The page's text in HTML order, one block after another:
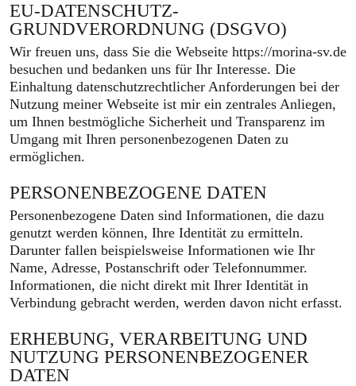
EU-DATENSCHUTZ-
GRUNDVERORDNUNG (DSGVO)
Wir freuen uns, dass Sie die Webseite https://morina-sv.de
besuchen und bedanken uns für Ihr Interesse. Die
Einhaltung datenschutzrechtlicher Anforderungen bei der
Nutzung meiner Webseite ist mir ein zentrales Anliegen,
um Ihnen bestmögliche Sicherheit und Transparenz im
Umgang mit Ihren personenbezogenen Daten zu
ermöglichen.
PERSONENBEZOGENE DATEN
Personenbezogene Daten sind Informationen, die dazu
genutzt werden können, Ihre Identität zu ermitteln.
Darunter fallen beispielsweise Informationen wie Ihr
Name, Adresse, Postanschrift oder Telefonnummer.
Informationen, die nicht direkt mit Ihrer Identität in
Verbindung gebracht werden, werden davon nicht erfasst.
ERHEBUNG, VERARBEITUNG UND
NUTZUNG PERSONENBEZOGENER
DATEN